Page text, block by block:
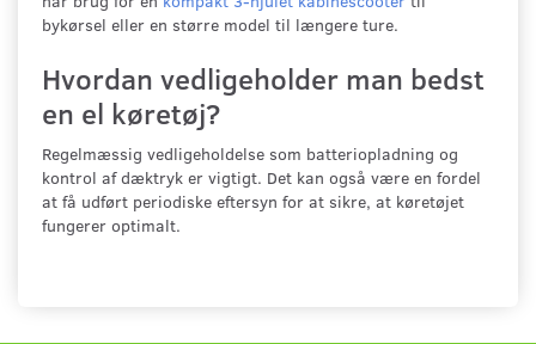
bykørsel eller en større model til længere ture.
Hvordan vedligeholder man bedst
en el køretøj?
Regelmæssig vedligeholdelse som batteriopladning og
kontrol af dæktryk er vigtigt. Det kan også være en fordel
at få udført periodiske eftersyn for at sikre, at køretøjet
fungerer optimalt.